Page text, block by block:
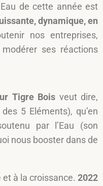
de cette année est
dynamique, en
nos entreprises,
ses réactions
Tigre Bois veut dire,
5 Eléments), qu’en
par l’Eau (son
nous booster dans de
à la croissance. 2022